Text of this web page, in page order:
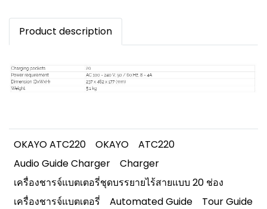
Product description
OKAYO ATC220 OKAYO
ATC220
Audio Guide Charger
Charger
เครื่องชารจ์แบตเตอรี่ชุดบรรยายไร้สายแบบ 20 ช่อง
เครื่องชารจ์แบตเตอรี่
Automated Guide Tour Guide